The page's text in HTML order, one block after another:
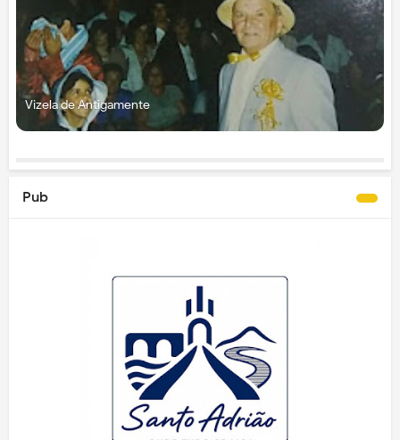
Vizela de Antigamente
Pub